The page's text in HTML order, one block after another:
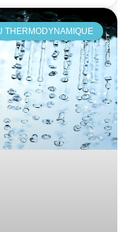
THERMODYNAMIQUE